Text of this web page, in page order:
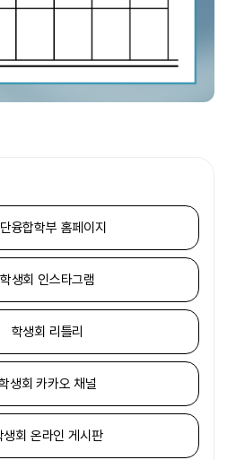
융합학부 홈페이지
학생회 인스타그램
학생회 리틀리
생회 카카오 채널
생회 온라인 게시판